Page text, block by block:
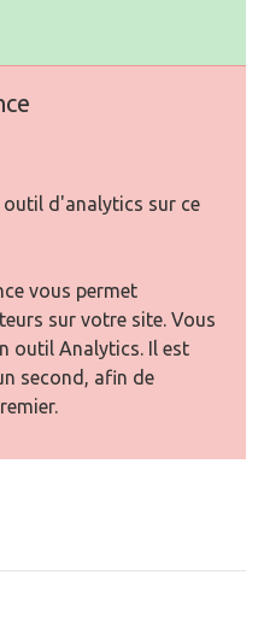
d'analytics sur ce
vous permet
sur votre site. Vous
outil Analytics. Il est
second, afin de